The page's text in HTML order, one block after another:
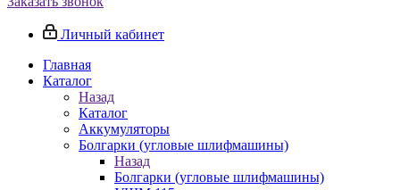
Личный кабинет
Главная
Каталог
Назад
Каталог
Аккумуляторы
Болгарки (угловые шлифмашины)
Назад
Болгарки (угловые шлифмашины)